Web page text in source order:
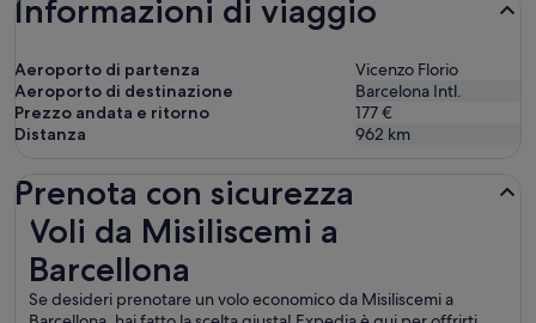
Informazioni di viaggio
Aeroporto di partenza
Vicenzo Florio
Aeroporto di destinazione
Barcelona Intl.
Prezzo andata e ritorno
177 €
Distanza
962 km
Prenota con sicurezza
Voli da Misiliscemi a
Barcellona
Se desideri prenotare un volo economico da Misiliscemi a
Voli da Misiliscemi a Barcellona